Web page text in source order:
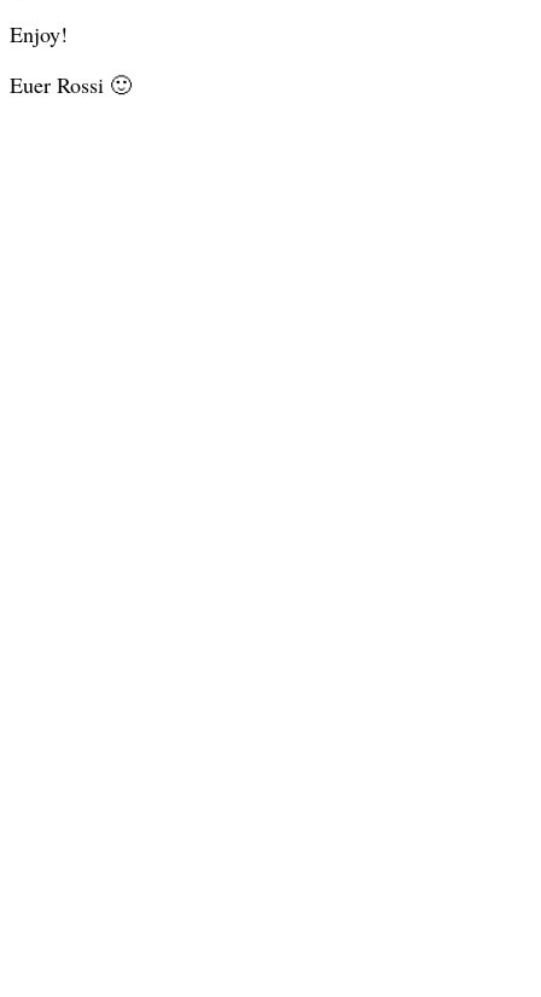
Enjoy!
Euer Rossi 🙂